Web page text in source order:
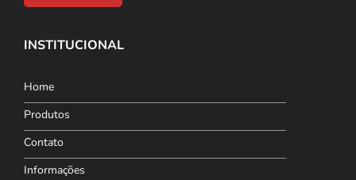
INSTITUCIONAL
Home
Produtos
Contato
Informações